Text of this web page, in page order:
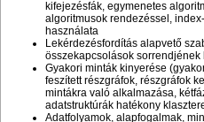
kifejezésfák, egymenetes
algoritmusok rendezéssel,
használata
Lekérdezésfordítás alapvető
összekapcsolások sorrendjének
Gyakori minták kinyerése
feszített részgráfok, részgráfok
mintákra való alkalmazása,
adatstruktúrák hatékony
Adatfolyamok, alapfogalmak,